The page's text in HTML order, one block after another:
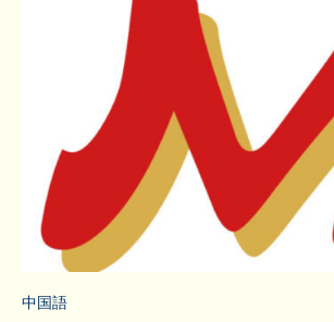
中国語